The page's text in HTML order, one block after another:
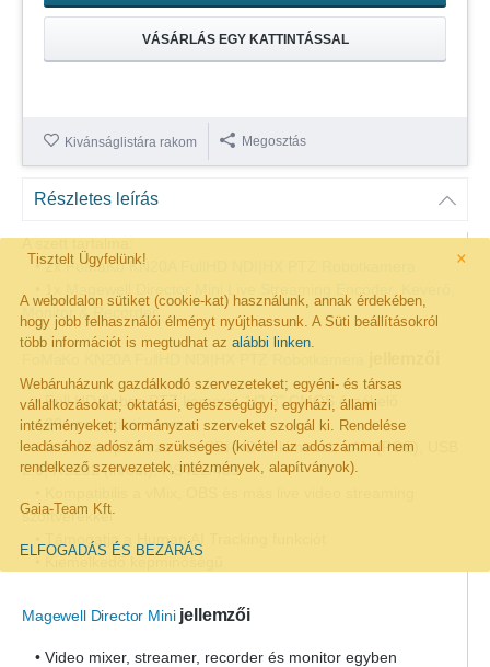
×
Tisztelt Ügyfelünk!
A weboldalon sütiket (cookie-kat) használunk, annak érdekében,
hogy jobb felhasználói élményt nyújthassunk. A Süti beállításokról
több információt is megtudhat az alábbi linken
Webáruházunk gazdálkodó szervezeteket; egyéni- és társas
vállalkozásokat; oktatási, egészségügyi, egyházi, állami
intézményeket; kormányzati szerveket szolgál ki. Rendelése
leadásához adószám szükséges (kivétel az adószámmal nem
rendelkező szervezetek, intézmények, alapítványok).
Gaia-Team Kft.
ELFOGADÁS ÉS BEZÁRÁS
VÁSÁRLÁS EGY KATTINTÁSSAL
Kivánságlistára rakom Megosztás
Részletes leírás
A szett tartalma:
• 2xFoMaKo KN20A FullHD NDI|HX PTZ Robotkamera
Monitor & Recorder
• Full HD &nbsp;PTZ kamera, 1/2,8" CMOS érzékelő
• 20x-os optikai zoom
• Interfész: párhuzamos SDI-HDMI kimenet, LAN (POE), USB
2.0, RS232 (in/out), RS422/485
szoftverekkel
• Támogatja a Human AI Tracking funkciót
Magewell Director Minijellemzői
• Video mixer, streamer, recorder és monitor egyben